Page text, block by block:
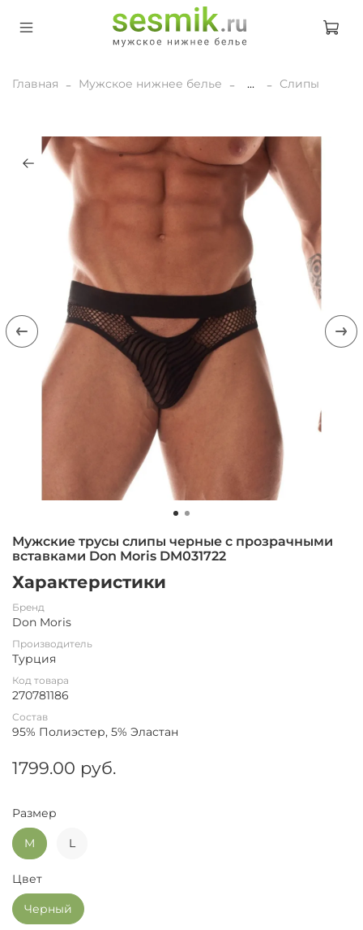
Главная Мужское нижнее белье ... Слипы
Мужские трусы слипы черные с прозрачными
вставками Don Moris DM031722
Характеристики
Бренд
Don Moris
Производитель
Турция
Код товара
270781186
Состав
95% Полиэстер, 5% Эластан
1799.00 руб.
Размер
M L
Цвет
Черный